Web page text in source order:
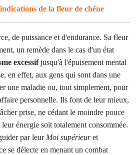
de la fleur de chêne
de puissance et d'endurance. Sa fleur
un remède dans le cas d'un état
excessifjusqu'à l'épuisement mental
en effet, aux gens qui sont dans une
une maladie ou, tout simplement, pour
personnelle. Ils font de leur mieux,
prise, ne cédant le moindre pouce
énergie soit totalement consommée.
par leur Moi supérieuret
se délecte en menant un combat